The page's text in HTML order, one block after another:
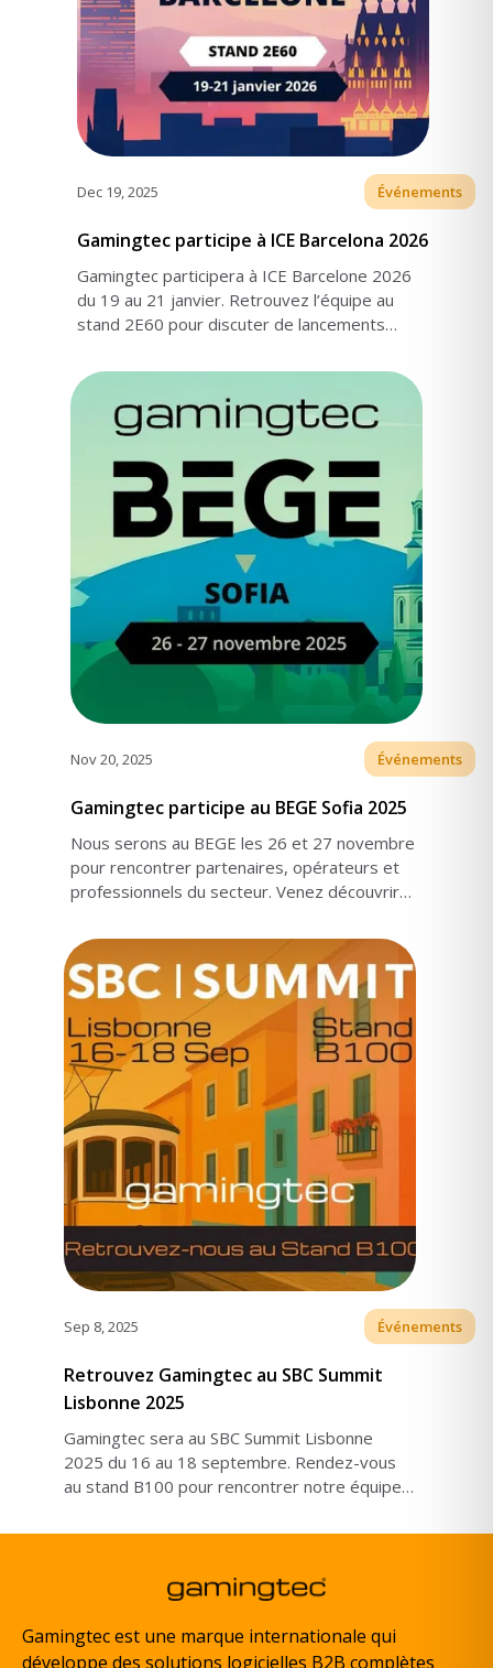
Dec 19, 2025 Événements
Gamingtec participe à ICE Barcelona 2026
Gamingtec participera à ICE Barcelone 2026
du 19 au 21 janvier. Retrouvez l’équipe au
stand 2E60 pour discuter de lancements
configuration de la plateforme.
Nov 20, 2025 Événements
Gamingtec participe au BEGE Sofia 2025
Nous serons au BEGE les 26 et 27 novembre
pour rencontrer partenaires, opérateurs et
professionnels du secteur. Venez découvrir
Sep 8, 2025 Événements
Retrouvez Gamingtec au SBC Summit
Lisbonne 2025
Gamingtec sera au SBC Summit Lisbonne
2025 du 16 au 18 septembre. Rendez-vous
au stand B100 pour rencontrer notre équipe
Turnkey.
Gamingtec est une marque internationale qui
développe des solutions logicielles B2B complètes